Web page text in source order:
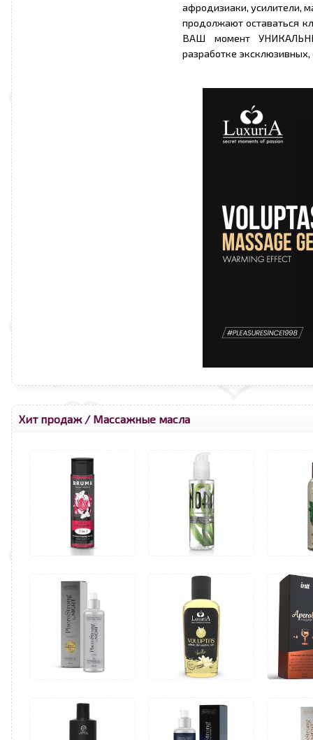
афродизиаки, усилители,
продолжают оставаться
ВАШ момент
разработке
Хит продаж/ Массажные масла